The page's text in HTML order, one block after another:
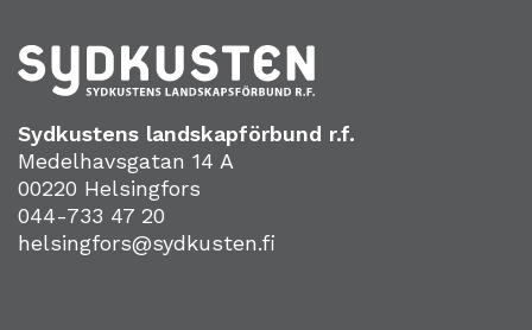
Sydkustens landskapförbund r.f.
Medelhavsgatan 14 A
00220 Helsingfors
044-733 47 20
helsingfors@sydkusten.fi